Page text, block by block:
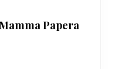
Papera